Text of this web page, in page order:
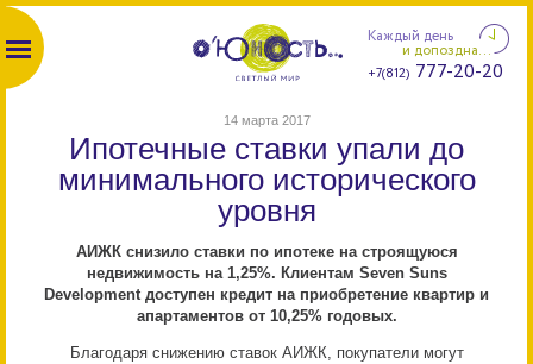
Каждый день
и допоздна...
+7(812) 777-20-20
14 марта 2017
Ипотечные ставки упали до
минимального исторического
уровня
АИЖК снизило ставки по ипотеке на строящуюся
недвижимость на 1,25%. Клиентам Seven Suns
Development доступен кредит на приобретение квартир и
апартаментов от 10,25% годовых.
Благодаря снижению ставок АИЖК, покупатели могут